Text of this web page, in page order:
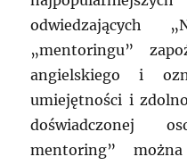
odwiedzających
„mentoringu”
angielskiego i
umiejętności i
doświadczonej
mentoring”